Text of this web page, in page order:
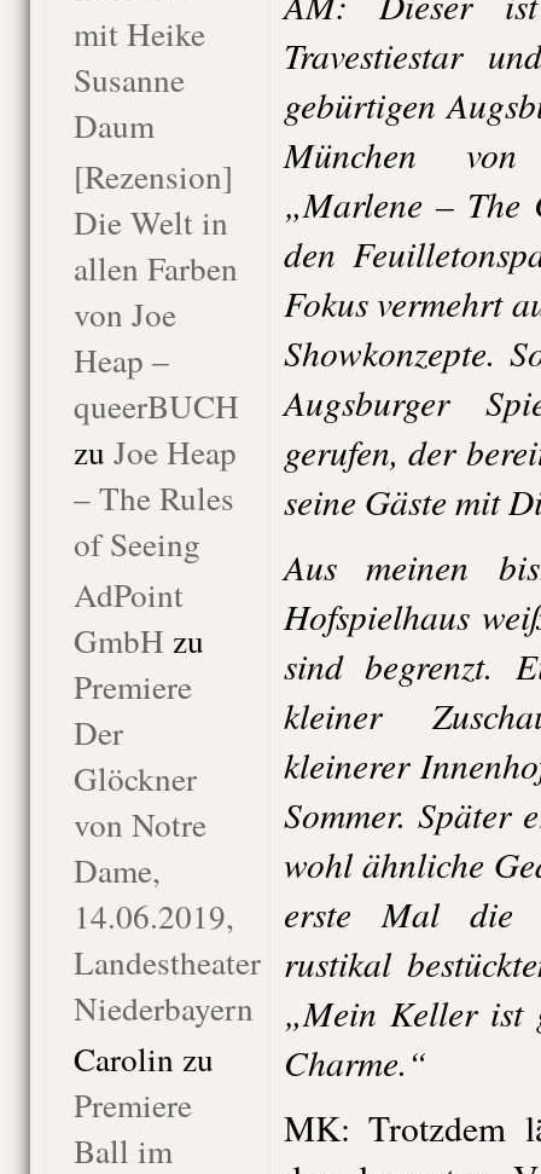
mit Heike
Susanne
Daum
[Rezension]
Die Welt in
allen Farben
von Joe
Heap –
queerBUCH
zu Joe Heap
– The Rules
of Seeing
AdPoint
GmbH zu
Premiere
Der
Glöckner
von Notre
Dame,
14.06.2019,
Landestheater
Niederbayern
Carolin zu
Premiere
Ball im
Travestiestar
gebürtigen
München von
„Marlene –
den
Fokus vermehrt
Showkonzepte.
Augsburger
gerufen, der
seine Gäste mit
Aus meinen
Hofspielhaus
sind begrenzt.
kleiner
kleinerer
Sommer. Später
wohl ähnliche
erste Mal die
rustikal
„Mein Keller ist
Charme.“
MK: Trotzdem